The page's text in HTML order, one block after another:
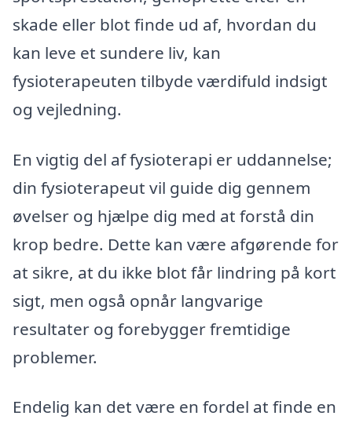
skade eller blot finde ud af, hvordan du
kan leve et sundere liv, kan
fysioterapeuten tilbyde værdifuld indsigt
og vejledning.
En vigtig del af fysioterapi er uddannelse;
din fysioterapeut vil guide dig gennem
øvelser og hjælpe dig med at forstå din
krop bedre. Dette kan være afgørende for
at sikre, at du ikke blot får lindring på kort
sigt, men også opnår langvarige
resultater og forebygger fremtidige
problemer.
Endelig kan det være en fordel at finde en